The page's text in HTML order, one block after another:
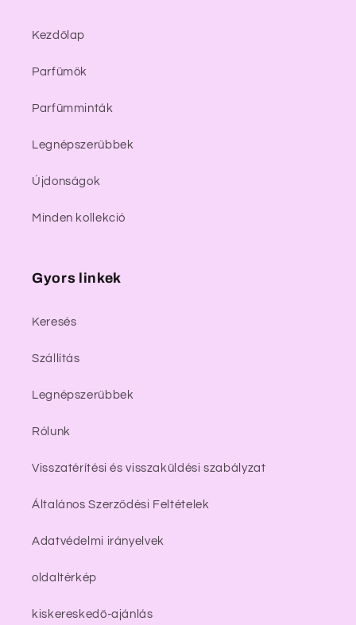
Kezdőlap
Parfümök
Parfümminták
Legnépszerűbbek
Újdonságok
Minden kollekció
Gyors linkek
Keresés
Szállítás
Legnépszerűbbek
Rólunk
Visszatérítési és visszaküldési szabályzat
Általános Szerződési Feltételek
Adatvédelmi irányelvek
oldaltérkép
kiskereskedő-ajánlás